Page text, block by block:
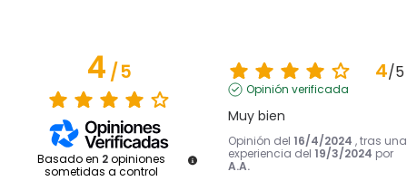
4/5
Basado en 2 opiniones
sometidas a control
4/5
Opinión verificada
Muy bien
Opinión del 16/4/2024 , tras una
experiencia del 19/3/2024 por
A.A.